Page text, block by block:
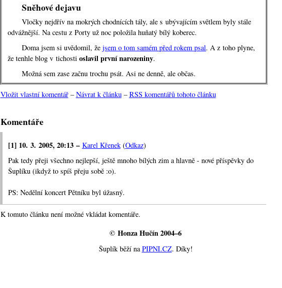
Sněhové dejavu
Vločky nejdřív na mokrých chodnících tály, ale s ubývajícím světlem byly stále
odvážnější. Na cestu z Porty už noc položila huňatý bílý koberec.
Doma jsem si uvědomil, žejsem o tom samém před rokem psal. A z toho plyne,
že tenhle blog v tichosti oslavil první narozeniny.
Možná sem zase začnu trochu psát. Asi ne denně, ale občas.
Vložit vlastní komentář–Návrat k článku–RSS komentářů tohoto článku
Komentáře
[1] 10. 3. 2005, 20:13 – Karel Křenek(Odkaz)
Pak tedy přeji všechno nejlepší, ještě mnoho bílých zim a hlavně - nové příspěvky do
Šuplíku (ikdyž to spíš přeju sobě :o).
PS: Nedělní koncert Pětníku byl úžasný.
K tomuto článku není možné vkládat komentáře.
© Honza Hučín 2004–6
Šuplík běží na PIPNI.CZ. Díky!